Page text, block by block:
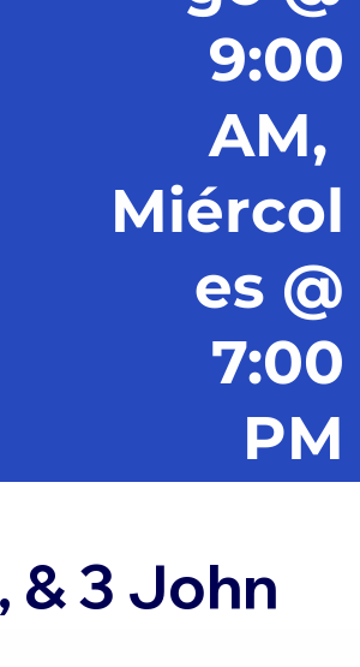
9:00
AM,
Miércol
es @
7:00
PM
& 3 John